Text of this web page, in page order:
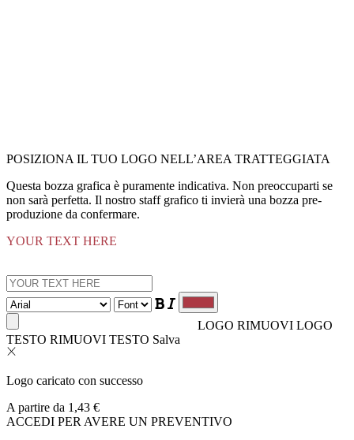
POSIZIONA IL TUO LOGO NELL’AREA TRATTEGGIATA
Questa bozza grafica è puramente indicativa. Non preoccuparti se
non sarà perfetta. Il nostro staff grafico ti invierà una bozza pre-
produzione da confermare.
YOUR TEXT HERE
LOGO RIMUOVI LOGO
TESTO RIMUOVI TESTO Salva
Logo caricato con successo
A partire da 1,43 €
ACCEDI PER AVERE UN PREVENTIVO